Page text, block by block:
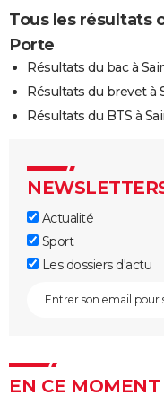
Tous les résultats
Porte
Résultats du bac à
Résultats du brevet
Résultats du BTS à
Actualité
Sport
Les dossiers d'actu
EN CE MOMENT